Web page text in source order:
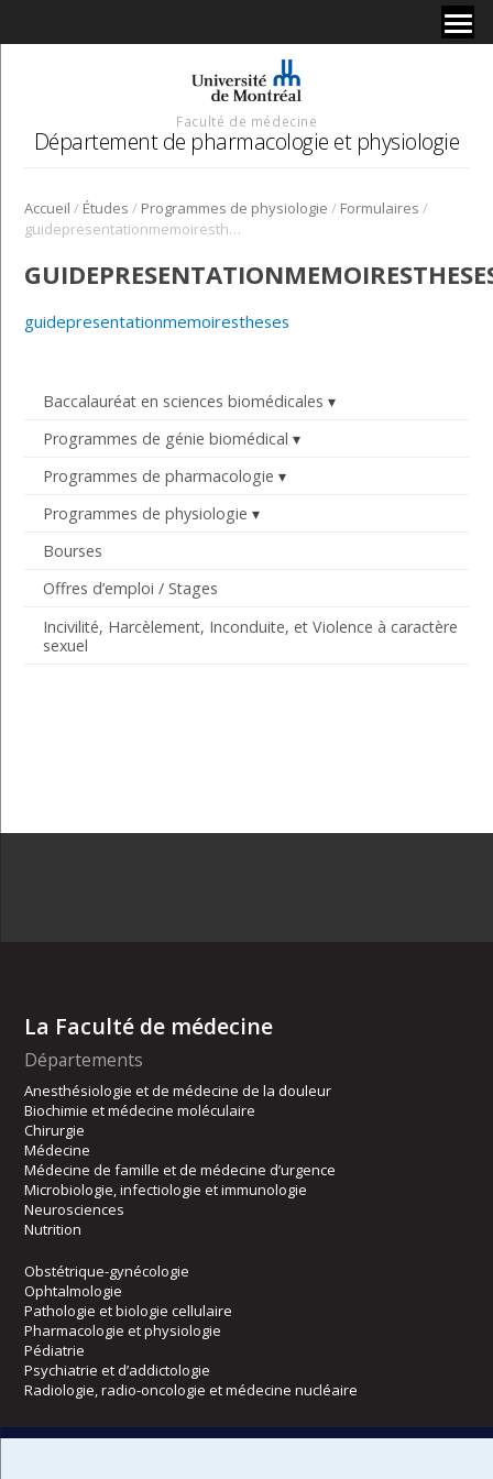
Faculté de médecine
Département de pharmacologie et physiologie
Accueil / Études / Programmes de physiologie / Formulaires /
guidepresentationmemoirestheses
Baccalauréat en sciences biomédicales
Programmes de génie biomédical
Programmes de pharmacologie
Programmes de physiologie
Bourses
Offres d’emploi / Stages
Incivilité, Harcèlement, Inconduite, et Violence à caractère
sexuel
guidepresentationmemoirestheses
La Faculté de médecine
Départements
Anesthésiologie et de médecine de la douleur
Biochimie et médecine moléculaire
Chirurgie
Médecine
Médecine de famille et de médecine d’urgence
Microbiologie, infectiologie et immunologie
Neurosciences
Nutrition
Obstétrique-gynécologie
Ophtalmologie
Pathologie et biologie cellulaire
Pharmacologie et physiologie
Pédiatrie
Psychiatrie et d’addictologie
Radiologie, radio-oncologie et médecine nucléaire